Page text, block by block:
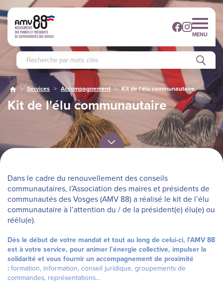
MENU
> Services > Accompagnement > Kit de l'élu communautaire
Kit de l'élu communautaire
Dans le cadre du renouvellement des conseils
communautaires, l’Association des maires et présidents de
communautés des Vosges (AMV 88) a réalisé le kit de l’élu
communautaire à l’attention du / de la président(e) élu(e) ou
réélu(e).
Dès le début de votre mandat et tout au long de celui-ci, l’AMV 88
est à votre service, pour animer l’énergie collective, impulser la
solidarité et vous fournir un accompagnement de proximité
: formation, information, conseil juridique, groupements de
commandes, représentations…